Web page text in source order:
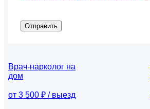
Отправить
Врач-нарколог на
дом
от 3 500 ₽ / выезд